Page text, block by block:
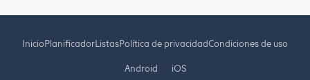
InicioPlanificadorListasPolítica de privacidadCondiciones de uso
Android iOS